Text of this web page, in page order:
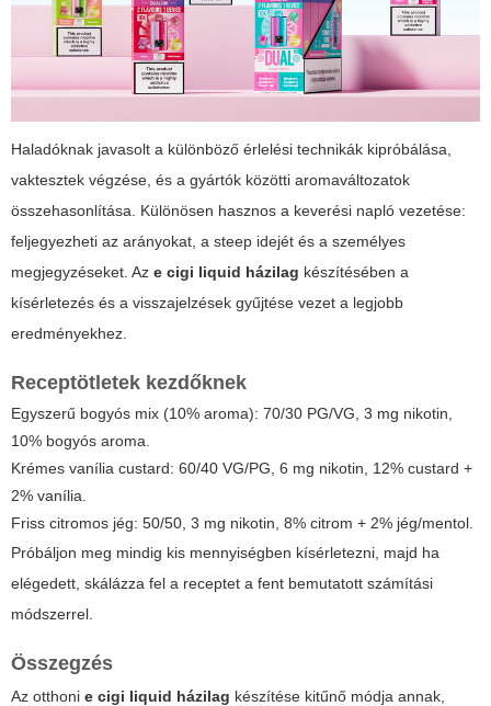
Haladóknak javasolt a különböző érlelési technikák kipróbálása,
vaktesztek végzése, és a gyártók közötti aromaváltozatok
összehasonlítása. Különösen hasznos a keverési napló vezetése:
feljegyezheti az arányokat, a steep idejét és a személyes
megjegyzéseket. Az e cigi liquid házilag készítésében a
kísérletezés és a visszajelzések gyűjtése vezet a legjobb
eredményekhez.
Receptötletek kezdőknek
Egyszerű bogyós mix (10% aroma): 70/30 PG/VG, 3 mg nikotin,
10% bogyós aroma.
Krémes vanília custard: 60/40 VG/PG, 6 mg nikotin, 12% custard +
2% vanília.
Friss citromos jég: 50/50, 3 mg nikotin, 8% citrom + 2% jég/mentol.
Próbáljon meg mindig kis mennyiségben kísérletezni, majd ha
elégedett, skálázza fel a receptet a fent bemutatott számítási
módszerrel.
Összegzés
Az otthoni e cigi liquid házilag készítése kitűnő módja annak,